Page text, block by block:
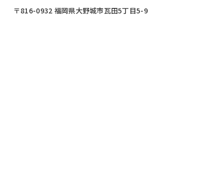
〒816-0932 福岡県大野城市瓦田5丁目5-9